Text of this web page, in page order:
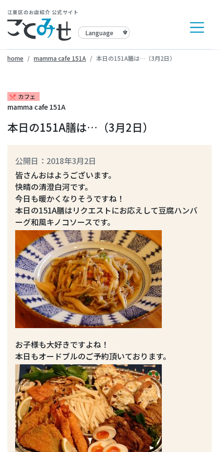
江東区のお店紹介 公式サイト
home mamma cafe 151A 本日の151A膳は…（3月2日）
restaurant_menu カフェ
mamma cafe 151A
本日の151A膳は…（3月2日）
公開日：2018年3月2日
皆さんおはようございます。
快晴の清澄白河です。
今日も暖かくなりそうですね！
本日の151A膳はリクエストにお応えして豆腐ハンバ
ーグ和風キノコソースです。
お子様も大好きですよね！
本日もオードブルのご予約頂いております。